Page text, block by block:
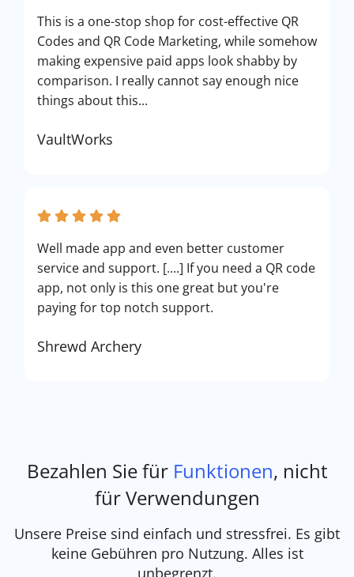
This is a one-stop shop for cost-effective QR
Codes and QR Code Marketing, while somehow
making expensive paid apps look shabby by
comparison. I really cannot say enough nice
things about this...
VaultWorks
Well made app and even better customer
service and support. [....] If you need a QR code
app, not only is this one great but you're
paying for top notch support.
Shrewd Archery
Bezahlen Sie für Funktionen, nicht
für Verwendungen
Unsere Preise sind einfach und stressfrei. Es gibt
keine Gebühren pro Nutzung. Alles ist
unbegrenzt.